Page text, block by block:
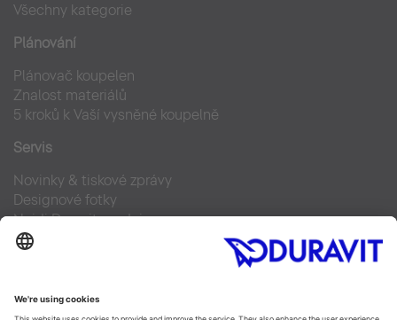
Všechny kategorie
Plánování
Plánovač koupelen
Znalost materiálů
5 kroků k Vaší vysněné koupelně
Servis
Novinky & tiskové zprávy
Designové fotky
Najdi Duravit prodejce
Často kladené otázky